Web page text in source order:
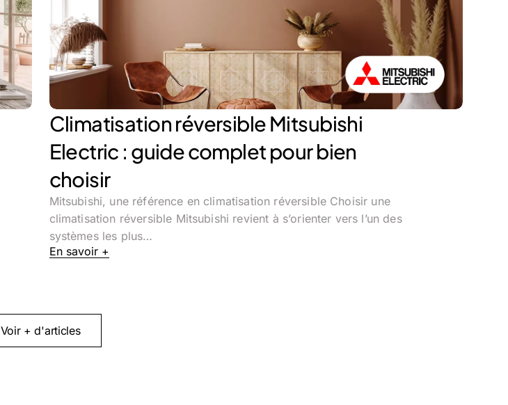
Climatisation réversible Mitsubishi
Electric : guide complet pour bien
choisir
Mitsubishi, une référence en climatisation réversible Choisir une
climatisation réversible Mitsubishi revient à s’orienter vers l’un des
systèmes les plus…
En savoir +
Voir + d'articles